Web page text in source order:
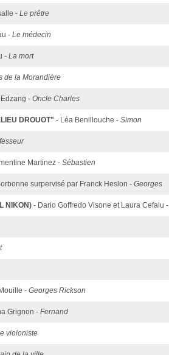
- Le prêtre
- Le médecin
- La mort
de la Morandière
- Oncle Charles
DROUOT" - Léa Benillouche - Simon
Martinez - Sébastien
surpervisé par Franck Heslon - Georges
NIKON) - Dario Goffredo Visone et Laura Cefalu -
- Georges Rickson
Grignon - Fernand
violoniste